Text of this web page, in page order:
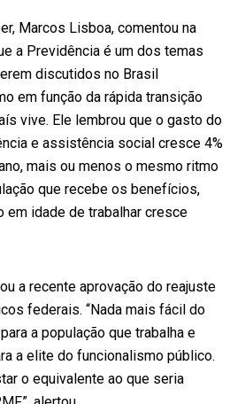
Marcos Lisboa, comentou na
a Previdência é um dos temas
discutidos no Brasil
em função da rápida transição
vive. Ele lembrou que o gasto do
e assistência social cresce 4%
mais ou menos o mesmo ritmo
que recebe os benefícios,
em idade de trabalhar cresce
a recente aprovação do reajuste
federais. “Nada mais fácil do
a população que trabalha e
a elite do funcionalismo público.
o equivalente ao que seria